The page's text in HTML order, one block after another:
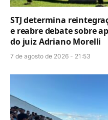
STJ determina
e reabre debate sobre
do juiz Adriano Morelli
7 de agosto de 2026 - 21:53